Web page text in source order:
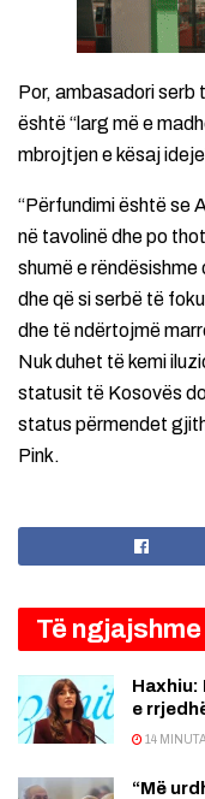
Por, ambasadori
është “larg më e
mbrojtjen e kësaj
“Përfundimi është se
në tavolinë dhe po
shumë e
dhe që si serbë të
dhe të ndërtojmë
Nuk duhet të kemi
statusit të Kosovës
status përmendet
Pink.
Të ngjajshme
Haxhiu:
e
14
“Më